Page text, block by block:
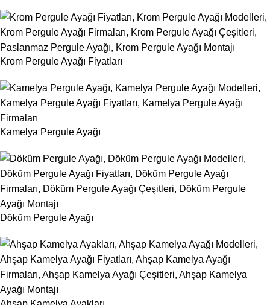
Krom Pergule Ayağı Fiyatları
Kamelya Pergule Ayağı
Döküm Pergule Ayağı